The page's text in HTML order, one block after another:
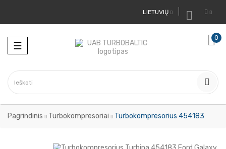
LIETUVIŲ 
Toggle
navigation
☰
0
Pagrindinis Turbokompresoriai Turbokompresorius 454183